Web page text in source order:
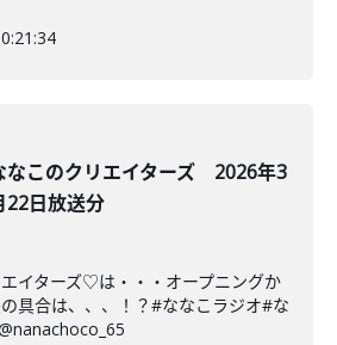
なこのクリエイターズ 2026年3
22日放送分
イターズ♡は・・・オープニングか
具合は、、、！？#ななこラジオ#な